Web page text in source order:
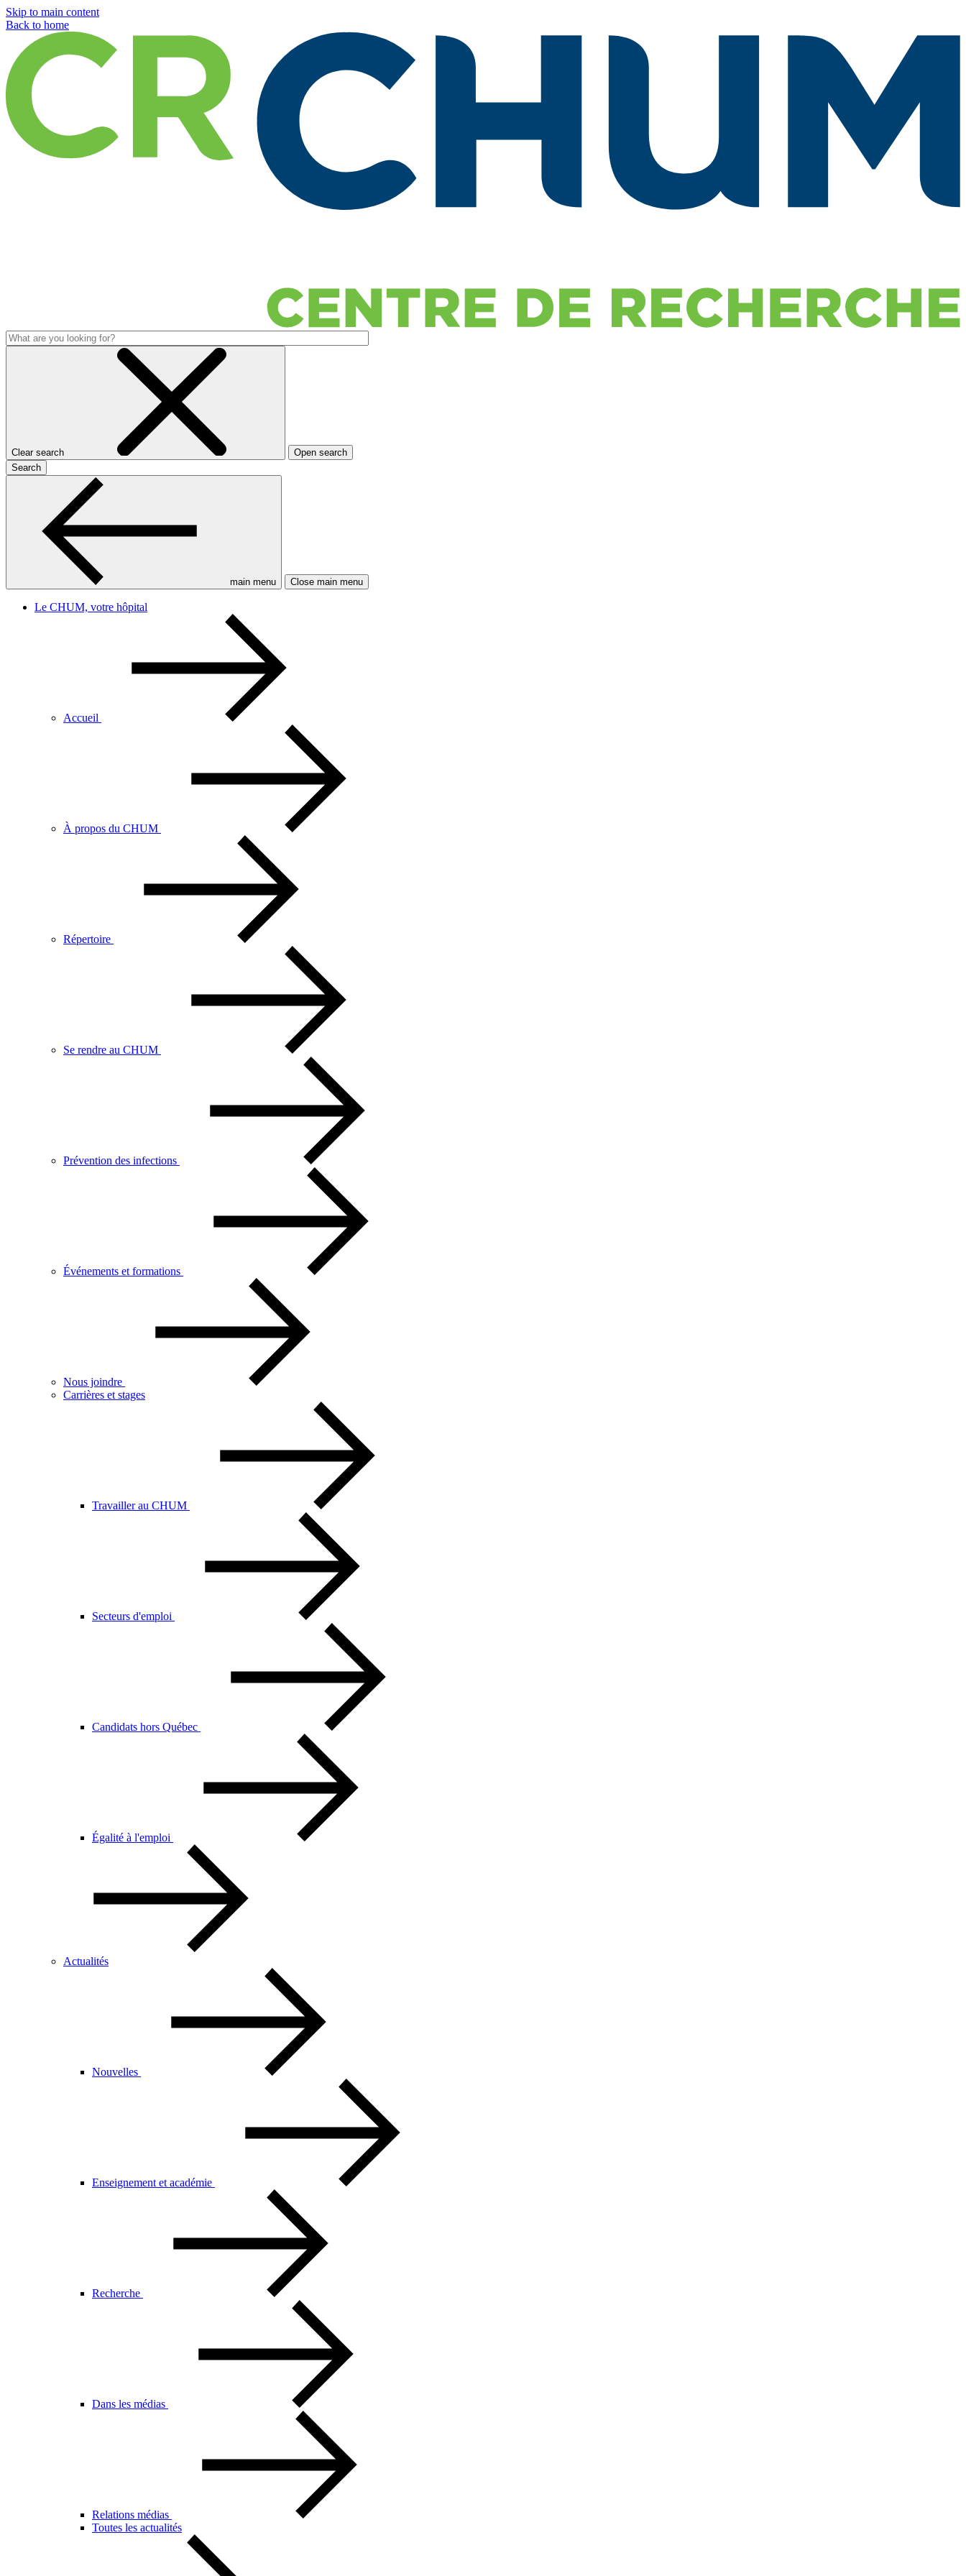
Skip to main content
Back to home
Clear search
Open search
Search
main menu Close main menu
Le CHUM, votre hôpital
Accueil
À propos du CHUM
Répertoire
Se rendre au CHUM
Prévention des infections
Événements et formations
Nous joindre
Carrières et stages
Travailler au CHUM
Secteurs d'emploi
Candidats hors Québec
Égalité à l'emploi
Actualités
Nouvelles
Enseignement et académie
Recherche
Dans les médias
Relations médias
Toutes les actualités